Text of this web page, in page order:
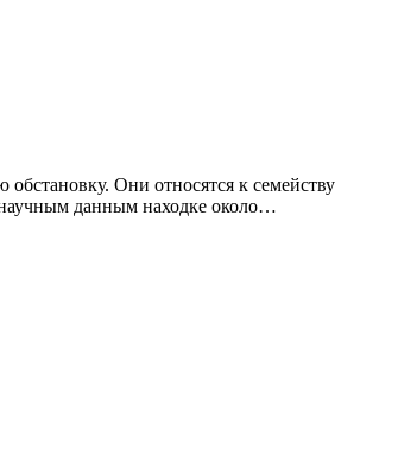
Они относятся к семейству
данным находке около…